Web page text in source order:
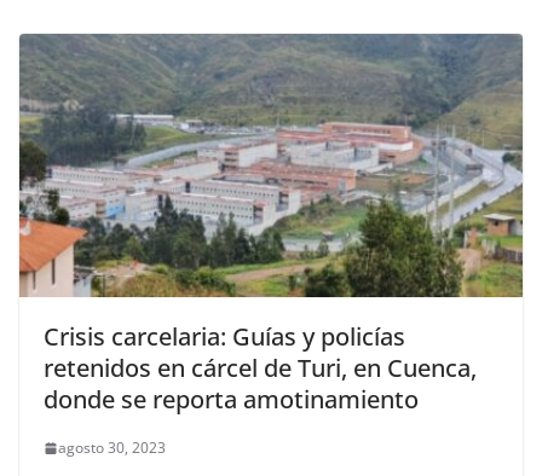
Crisis carcelaria: Guías y policías
retenidos en cárcel de Turi, en Cuenca,
donde se reporta amotinamiento
agosto 30, 2023